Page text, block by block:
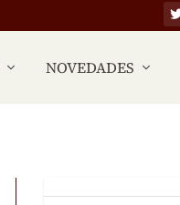
NOVEDADES